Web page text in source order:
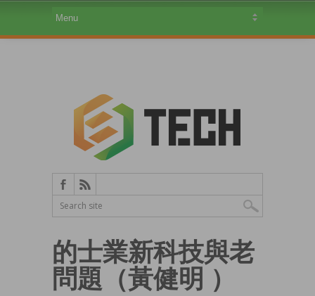
的士業新科技與老
問題（黃健明 ）